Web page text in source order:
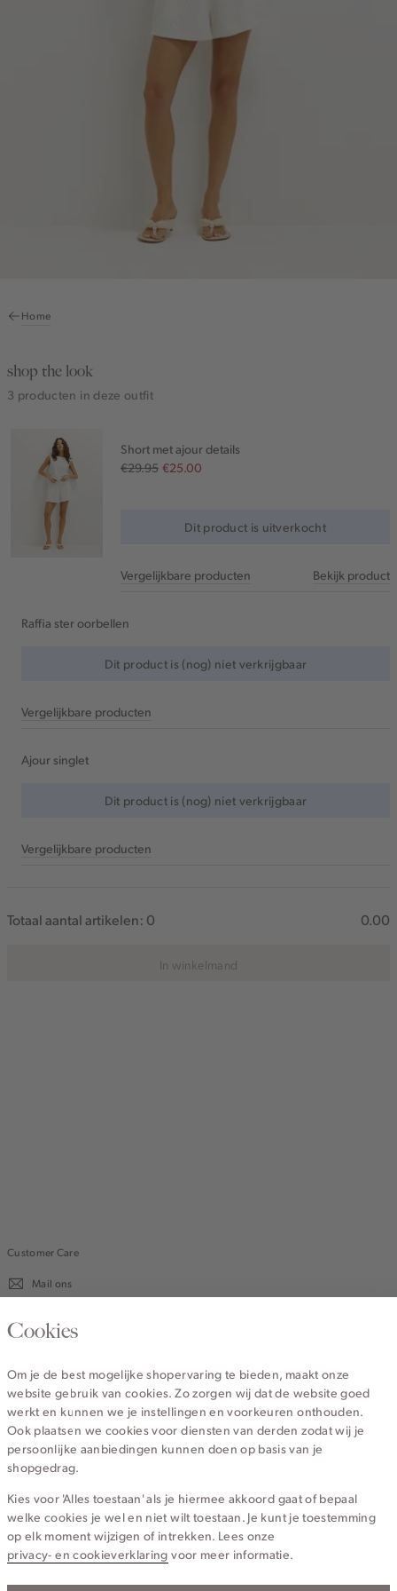
Home
shop the look
3 producten in deze outfit
Short met ajour details
€29.95 €25.00
Dit product is uitverkocht
Vergelijkbare producten Bekijk product
Raffia ster oorbellen
Dit product is (nog) niet verkrijgbaar
Vergelijkbare producten
Ajour singlet
Dit product is (nog) niet verkrijgbaar
Vergelijkbare producten
Totaal aantal artikelen: 0 0.00
In winkelmand
Customer Care
Mail ons
020 - 3412 670
Service
Wij zijn Cotton Club
Topcategorieën voor jou
Cookies
Om je de best mogelijke shopervaring te bieden, maakt onze
website gebruik van cookies. Zo zorgen wij dat de website goed
werkt en kunnen we je instellingen en voorkeuren onthouden.
Ook plaatsen we cookies voor diensten van derden zodat wij je
persoonlijke aanbiedingen kunnen doen op basis van je
shopgedrag.
Kies voor 'Alles toestaan' als je hiermee akkoord gaat of bepaal
welke cookies je wel en niet wilt toestaan. Je kunt je toestemming
op elk moment wijzigen of intrekken. Lees onze
privacy- en cookieverklaring voor meer informatie.